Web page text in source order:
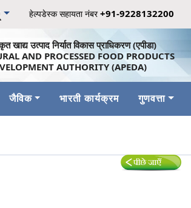
हेल्पडेस्क सहायता नंबर+91-9228132200
उत्पाद निर्यात विकास प्राधिकरण (एपीडा)
AND PROCESSED FOOD PRODUCTS
AUTHORITY (APEDA)
जैविक भारती कार्यक्रम गुणवत्ता